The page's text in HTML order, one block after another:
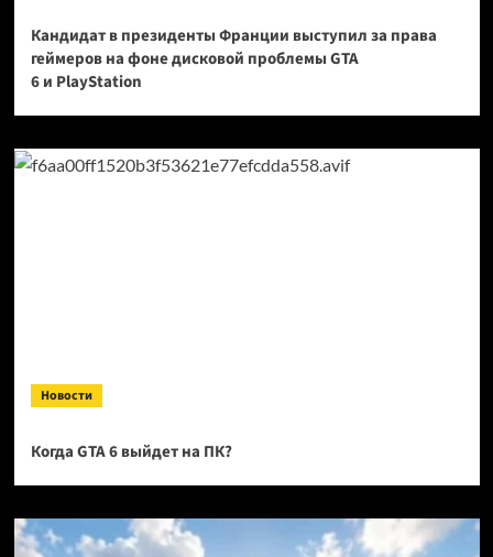
Кандидат в президенты Франции выступил за права
геймеров на фоне дисковой проблемы GTA
6 и PlayStation
Новости
Когда GTA 6 выйдет на ПК?